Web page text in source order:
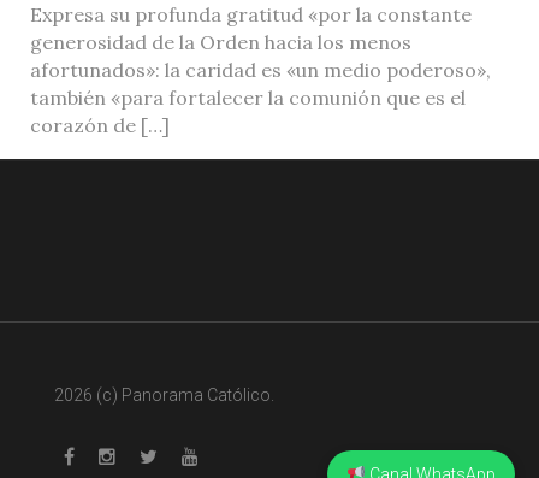
Expresa su profunda gratitud «por la constante
generosidad de la Orden hacia los menos
afortunados»: la caridad es «un medio poderoso»,
también «para fortalecer la comunión que es el
corazón de […]
2026 (c) Panorama Católico.